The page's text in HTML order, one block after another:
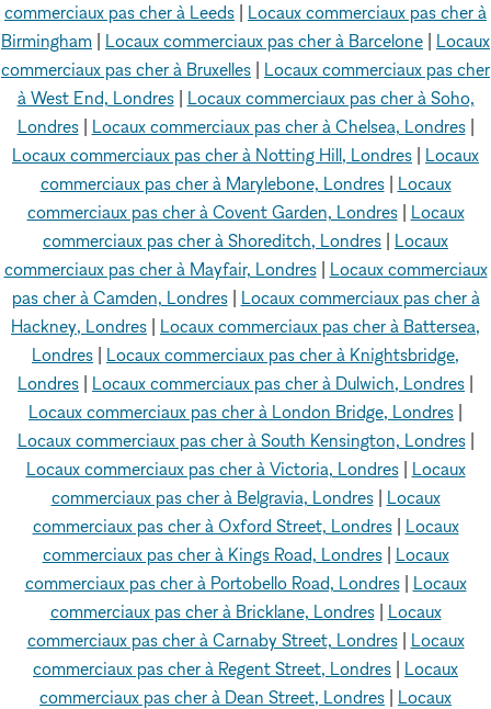
commerciaux pas cher à Leeds
Locaux commerciaux pas cher à
Birmingham
Locaux commerciaux pas cher à Barcelone
Locaux
commerciaux pas cher à Bruxelles
Locaux commerciaux pas cher
à West End, Londres| Locaux commerciaux pas cher à Soho,
Londres| Locaux commerciaux pas cher à Chelsea, Londres|
Locaux commerciaux pas cher à Notting Hill, Londres
Locaux
commerciaux pas cher à Marylebone, Londres| Locaux
commerciaux pas cher à Covent Garden, Londres| Locaux
commerciaux pas cher à Shoreditch, Londres
Locaux
commerciaux pas cher à Mayfair, Londres| Locaux commerciaux
pas cher à Camden, Londres| Locaux commerciaux pas cher à
Hackney, Londres
Locaux commerciaux pas cher à Battersea,
Londres
Locaux commerciaux pas cher à Knightsbridge,
Londres
Locaux commerciaux pas cher à Dulwich, Londres
Locaux commerciaux pas cher à London Bridge, Londres
Locaux commerciaux pas cher à South Kensington, Londres|
Locaux commerciaux pas cher à Victoria, Londres| Locaux
commerciaux pas cher à Belgravia, Londres| Locaux
commerciaux pas cher à Oxford Street, Londres| Locaux
commerciaux pas cher à Kings Road, Londres| Locaux
commerciaux pas cher à Portobello Road, Londres| Locaux
commerciaux pas cher à Bricklane, Londres| Locaux
commerciaux pas cher à Carnaby Street, Londres| Locaux
commerciaux pas cher à Regent Street, Londres
Locaux
commerciaux pas cher à Dean Street, Londres
Locaux